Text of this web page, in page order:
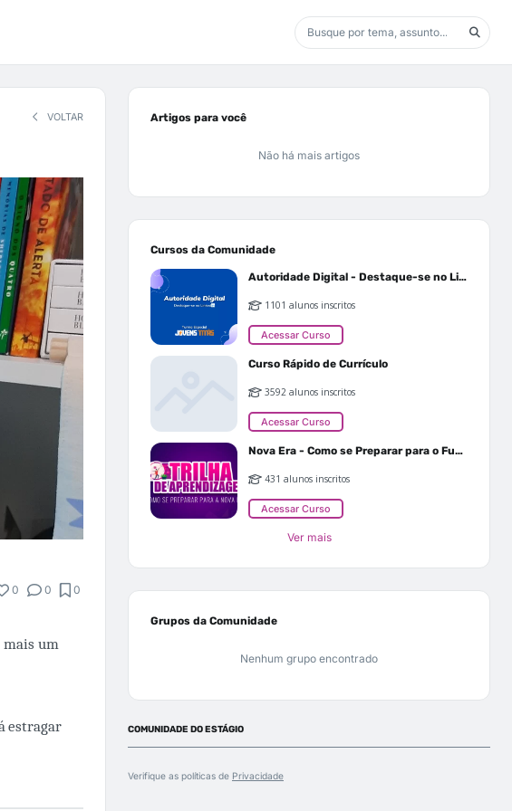
VOLTAR
0 0 0
mais um
estragar
Artigos para você
Não há mais artigos
Cursos da Comunidade
Autoridade Digital - Destaque-se no Linkedin
1101 alunos inscritos
Acessar Curso
Curso Rápido de Currículo
3592 alunos inscritos
Acessar Curso
Nova Era - Como se Preparar para o Futuro
431 alunos inscritos
Acessar Curso
Ver mais
Grupos da Comunidade
Nenhum grupo encontrado
COMUNIDADE DO ESTÁGIO
Verifique as políticas de Privacidade